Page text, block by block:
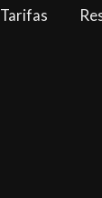
Tarifas